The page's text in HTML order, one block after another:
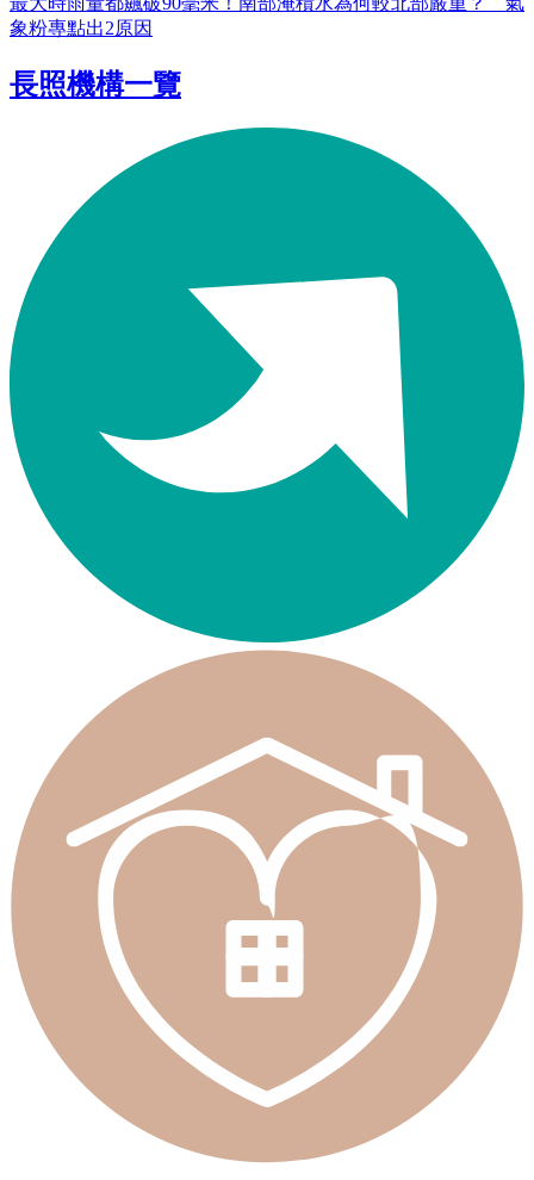
象粉專點出2原因
長照機構一覽